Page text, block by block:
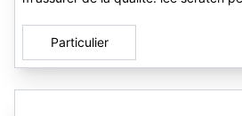
Particulier